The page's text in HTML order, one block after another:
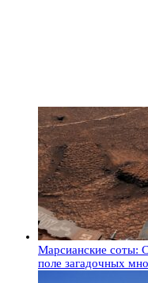
Марсианские соты:
поле загадочных